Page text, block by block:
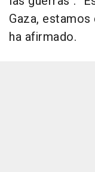
Gaza,
ha afirmado.